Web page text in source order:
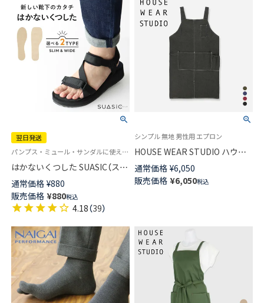
翌日発送
パンプス・ミュール・サンダルに使える 新しい発想の靴下 フリーサイズ インソール
はかないくつした SUASIC（スア
シック） スリム＆ワイドタイプ
抗菌防臭 ソックス メンズ レデ
ィース 【365日最短翌日発送】
96405001
通常価格 ¥880
販売価格 ¥880税込
4.18（39）
シンプル 無地 男性用 エプロン
HOUSE WEAR STUDIO ハウス
ウェアスタジオ デニム 後ボタ
ン Ｈ型 エプロン シンプル ゆっ
たり着れて疲れにくい メンズ
通常価格 ¥6,050
販売価格 ¥6,050税込